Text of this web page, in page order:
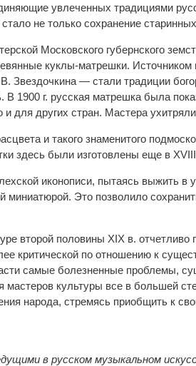
увлеченных традициями
не только сохранение
Московского губернского
куклы-матрешки.
В. Звездочкина — стали традиции
В 1900 г. русская матрешка была
и для других стран. Мастера
и такого знаменитого
здесь были изготовлены еще в
иконописи, пытаясь выжить
миниатюрой. Это позволило
второй половины XIX в.
критической по отношению к
самые болезненные проблемы,
мастеров культуры все в большей
народа, стремясь приобщить к
в русском музыкальном